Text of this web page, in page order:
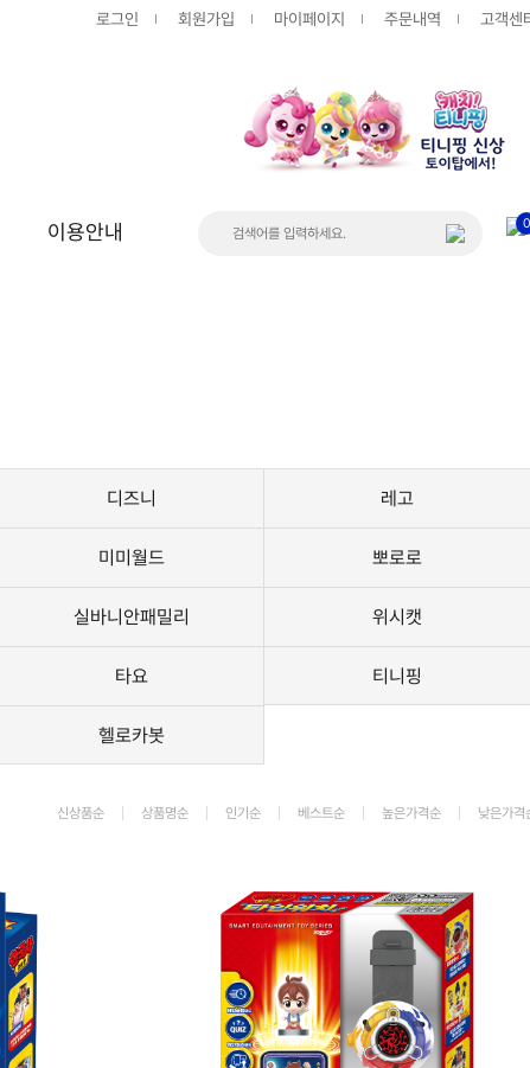
로그인 회원가입 마이페이지 주문내역 고객센
이용안내 0
Q&A
가격 변동
상품 자료실
디즈니 레고
미미월드 뽀로로
실바니안패밀리 위시캣
타요 티니핑
헬로카봇
신상품순 상품명순 인기순 베스트순 높은가격순 낮은가격